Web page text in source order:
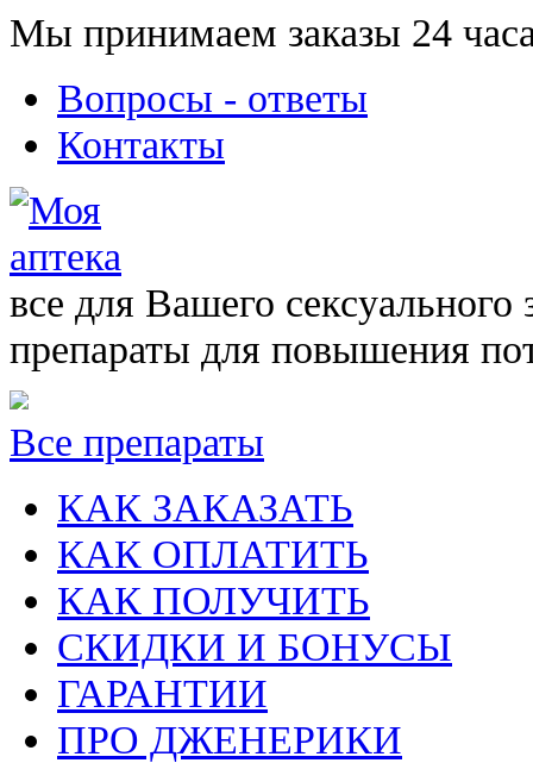
Мы принимаем заказы 24
Вопросы - ответы
Контакты
все для Вашего сексуального
препараты для повышения
Все препараты
КАК ЗАКАЗАТЬ
КАК ОПЛАТИТЬ
КАК ПОЛУЧИТЬ
СКИДКИ И БОНУСЫ
ГАРАНТИИ
ПРО ДЖЕНЕРИКИ